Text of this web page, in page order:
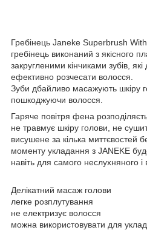
Гребінець Janeke Superbrush
гребінець виконаний з якісного
закругленими кінчиками зубів,
ефективно розчесати волосся.
Зуби дбайливо масажують шкіру
пошкоджуючи волосся.
Гаряче повітря фена
не травмує шкіру голови, не
висушене за кілька миттєвостей
моменту укладання з JANEKE
навіть для самого неслухняного і
Делікатний масаж голови
легке розплутування
не електризує волосся
можна використовувати для